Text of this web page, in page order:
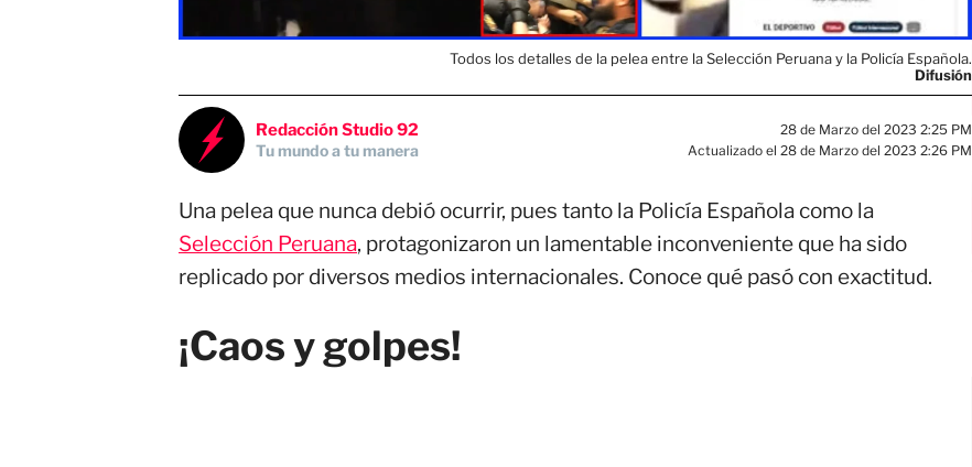
Todos los detalles de la pelea entre la Selección Peruana y la Policía Española.
Difusión
Redacción Studio 92
Tu mundo a tu manera
28 de Marzo del 2023 2:25 PM
Actualizado el 28 de Marzo del 2023 2:26 PM
Una pelea que nunca debió ocurrir, pues tanto la Policía Española como la
Selección Peruana, protagonizaron un lamentable inconveniente que ha sido
replicado por diversos medios internacionales. Conoce qué pasó con exactitud.
¡Caos y golpes!